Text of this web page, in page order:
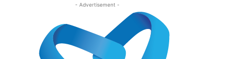
- Advertisement -